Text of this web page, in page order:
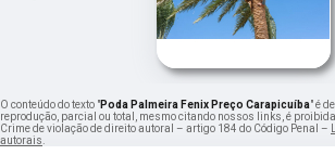
O conteúdo do texto "Poda Palmeira Fenix Preço Carapicuíba" é
reprodução, parcial ou total, mesmo citando nossos links, é
Crime de violação de direito autoral – artigo 184 do Código Penal –
autorais.